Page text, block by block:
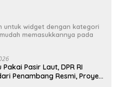
untuk widget dengan kategori
memasukkannya pada
Pakai Pasir Laut, DPR RI
Penambang Resmi, Proyek